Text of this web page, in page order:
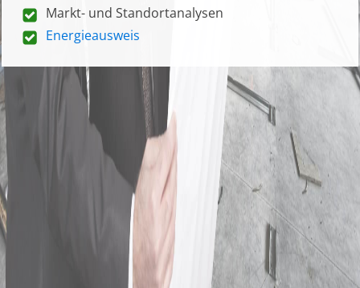
Markt- und Standortanalysen
Energieausweis